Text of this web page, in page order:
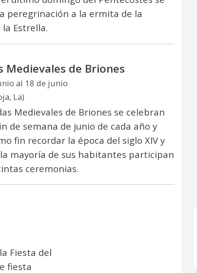
peregrinación a la ermita de la
la Estrella.
Medievales de Briones
al 18 de junio
La)
Medievales de Briones se celebran
de semana de junio de cada año y
fin recordar la época del siglo XIV y
mayoría de sus habitantes participan
ceremonias.
Fiesta del
fiesta